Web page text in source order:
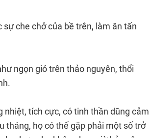
che chở của bề trên, làm ăn tấn
ngọn gió trên thảo nguyên, thổi
tích cực, có tinh thần dũng cảm
tháng, họ có thể gặp phải một số trở